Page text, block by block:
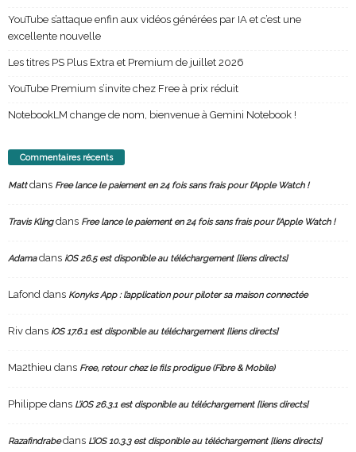
YouTube s’attaque enfin aux vidéos générées par IA et c’est une
excellente nouvelle
Les titres PS Plus Extra et Premium de juillet 2026
YouTube Premium s’invite chez Free à prix réduit
NotebookLM change de nom, bienvenue à Gemini Notebook !
Commentaires récents
Mattdans Free lance le paiement en 24 fois sans frais pour l’Apple Watch !
Travis Klingdans Free lance le paiement en 24 fois sans frais pour l’Apple Watch !
Adamadans iOS 26.5 est disponible au téléchargement [liens directs]
Lafond dans Konyks App : l’application pour piloter sa maison connectée
Riv dans iOS 17.6.1 est disponible au téléchargement [liens directs]
Ma2thieu dans Free, retour chez le fils prodigue (Fibre & Mobile)
Philippe dans L’iOS 26.3.1 est disponible au téléchargement [liens directs]
Razafindrabedans L’iOS 10.3.3 est disponible au téléchargement [liens directs]